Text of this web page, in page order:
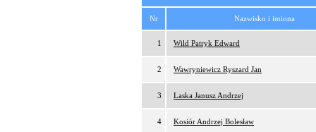
Nr Nazwisko i imiona
1 Wild Patryk Edward
2 Wawryniewicz Ryszard Jan
3 Laska Janusz Andrzej
4 Kosiór Andrzej Bolesław